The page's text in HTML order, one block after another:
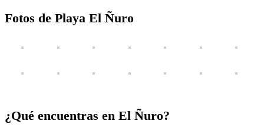
Fotos de Playa El Ñuro
¿Qué encuentras en El Ñuro?